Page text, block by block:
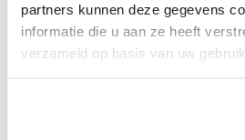
partners kunnen deze gegevens
informatie die u aan ze heeft
verzameld op basis van uw